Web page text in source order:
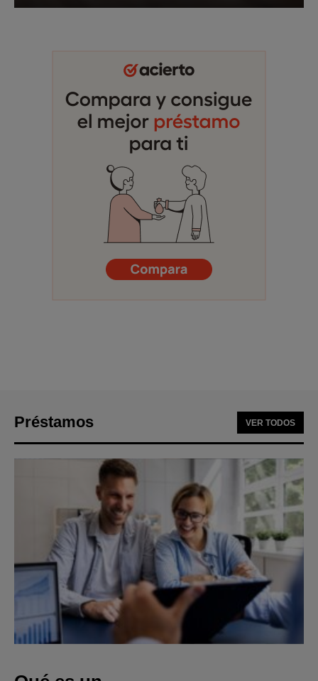
Préstamos VER TODOS